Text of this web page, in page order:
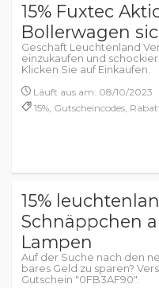
15% Fuxtec
Bollerwagen
Geschäft Leuchtenland
einzukaufen und
Klicken Sie auf Einkaufen.
Läuft aus am: 08/10/2023
15%, Gutscheincodes,
15%
Schnäppchen
Lampen
Auf der Suche nach den
bares Geld zu sparen?
Gutschein "0FB3AF90".